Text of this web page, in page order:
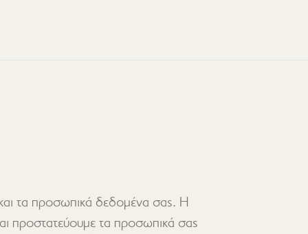
τα προσωπικά δεδομένα σας. Η
προστατεύουμε τα προσωπικά σας